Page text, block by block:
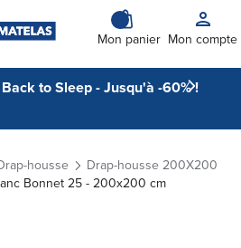
Mon panier Mon compte
to Sleep - Jusqu'à -60% !
housse
Drap-housse 200X200
Bonnet 25 - 200x200 cm